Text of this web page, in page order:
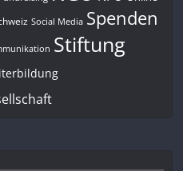
Social Media Spenden
Stiftung